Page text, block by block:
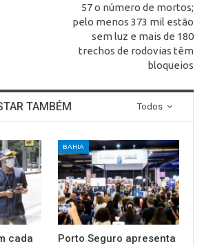
57 o número de mortos;
pelo menos 373 mil estão
sem luz e mais de 180
trechos de rodovias têm
bloqueios
Todos
TAMBÉM
cada
BAHIA
Porto Seguro apresenta